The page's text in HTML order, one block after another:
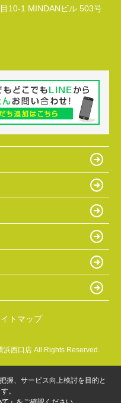
10-1 MINDANビル 503号
トマップ
西口店 All Rights Reserved.
握、サービス向上検討を目的と
。